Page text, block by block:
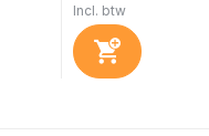
Incl. btw